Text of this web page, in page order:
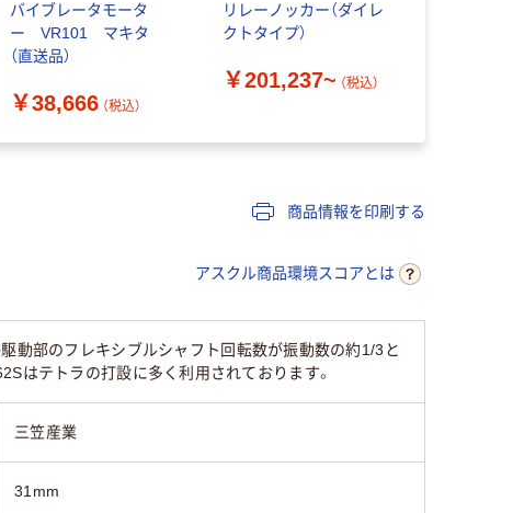
バイブレータモータ
ー VR101 マキタ
（直送品）
￥38,666 （税込）
リレーノッカー（ダイレ
クトタイプ）
￥201,237~ （税込）
商品情報を印刷する
アスクル商品環境スコアとは
動部のフレキシブルシャフト回転数が振動数の約1/3と
はテトラの打設に多く利用されております。
三笠産業
31mm